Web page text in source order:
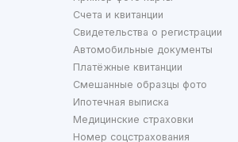
Счета и квитанции
Свидетельства о регистрации
Автомобильные документы
Платёжные квитанции
Смешанные образцы фото
Ипотечная выписка
Медицинские страховки
Номер соцстрахования